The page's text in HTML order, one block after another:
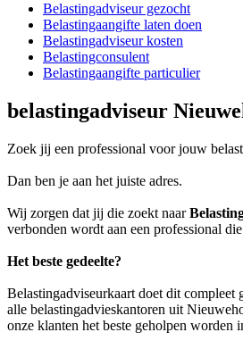
Belastingadviseur gezocht
Belastingaangifte laten doen
Belastingadviseur kosten
Belastingconsulent
Belastingaangifte particulier
belastingadviseur
Zoek jij een professional voor jouw
Dan ben je aan het juiste adres.
Wij zorgen dat jij die zoekt naar
verbonden wordt aan een professional
Het beste gedeelte?
Belastingadviseurkaart doet dit
alle belastingadvieskantoren uit
onze klanten het beste geholpen worden